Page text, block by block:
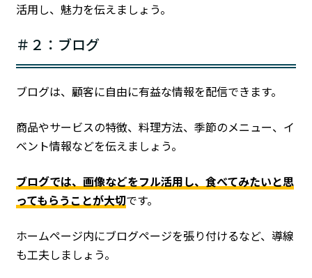
活用し、魅力を伝えましょう。
＃２：ブログ
ブログは、顧客に自由に有益な情報を配信できます。
商品やサービスの特徴、料理方法、季節のメニュー、イ
ベント情報などを伝えましょう。
ブログでは、画像などをフル活用し、食べてみたいと思
ってもらうことが大切です。
ホームページ内にブログページを張り付けるなど、導線
も工夫しましょう。